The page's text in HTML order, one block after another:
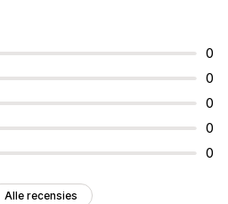
0
0
0
0
0
Alle recensies